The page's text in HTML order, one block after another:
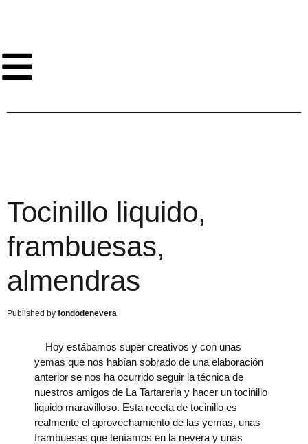
Tocinillo liquido,
frambuesas,
almendras
fondodenevera
Hoy estábamos super creativos y con unas
yemas que nos habían sobrado de una elaboración
anterior se nos ha ocurrido seguir la técnica de
nuestros amigos de La Tartareria y hacer un tocinillo
liquido maravilloso. Esta receta de tocinillo es
realmente el aprovechamiento de las yemas, unas
frambuesas que teníamos en la nevera y unas